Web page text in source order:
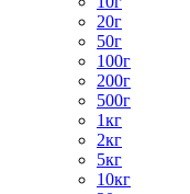
20г
50г
100г
200г
500г
1кг
2кг
5кг
10кг